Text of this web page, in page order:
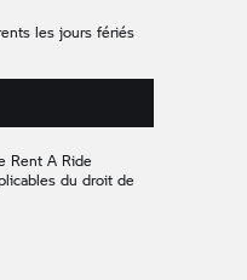
les jours fériés
Rent A Ride
du droit de